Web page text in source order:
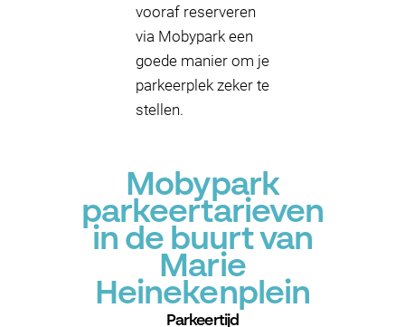
vooraf reserveren
via Mobypark een
goede manier om je
parkeerplek zeker te
stellen.
Mobypark
parkeertarieven
in de buurt van
Marie
Heinekenplein
Parkeertijd